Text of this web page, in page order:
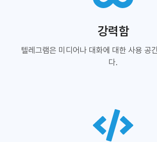
강력함
텔레그램은 미디어나 대화에 대한 사용 공
다.